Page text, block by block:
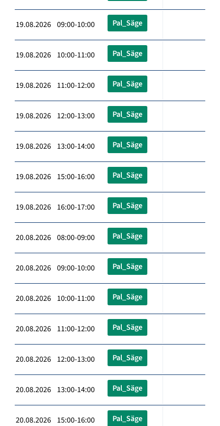
19.08.2026 09:00-10:00 Pal_Säge
19.08.2026 10:00-11:00 Pal_Säge
19.08.2026 11:00-12:00 Pal_Säge
19.08.2026 12:00-13:00 Pal_Säge
19.08.2026 13:00-14:00 Pal_Säge
19.08.2026 15:00-16:00 Pal_Säge
19.08.2026 16:00-17:00 Pal_Säge
20.08.2026 08:00-09:00 Pal_Säge
20.08.2026 09:00-10:00 Pal_Säge
20.08.2026 10:00-11:00 Pal_Säge
20.08.2026 11:00-12:00 Pal_Säge
20.08.2026 12:00-13:00 Pal_Säge
20.08.2026 13:00-14:00 Pal_Säge
20.08.2026 15:00-16:00 Pal_Säge